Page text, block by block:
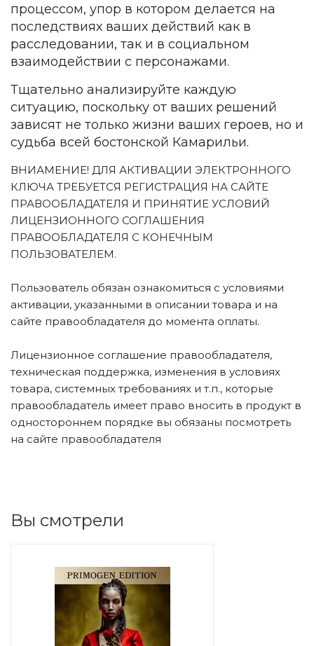
процессом, упор в котором делается на
последствиях ваших действий как в
расследовании, так и в социальном
взаимодействии с персонажами.
Тщательно анализируйте каждую
ситуацию, поскольку от ваших решений
зависят не только жизни ваших героев, но и
судьба всей бостонской Камарильи.
ВНИАМЕНИЕ! ДЛЯ АКТИВАЦИИ ЭЛЕКТРОННОГО
КЛЮЧА ТРЕБУЕТСЯ РЕГИСТРАЦИЯ НА САЙТЕ
ПРАВООБЛАДАТЕЛЯ И ПРИНЯТИЕ УСЛОВИЙ
ЛИЦЕНЗИОННОГО СОГЛАШЕНИЯ
ПРАВООБЛАДАТЕЛЯ С КОНЕЧНЫМ
ПОЛЬЗОВАТЕЛЕМ.
Пользователь обязан ознакомиться с условиями
активации, указанными в описании товара и на
сайте правообладателя до момента оплаты.
Лицензионное соглашение правообладателя,
техническая поддержка, изменения в условиях
товара, системных требованиях и т.п., которые
правообладатель имеет право вносить в продукт в
одностороннем порядке вы обязаны посмотреть
на сайте правообладателя
Вы смотрели